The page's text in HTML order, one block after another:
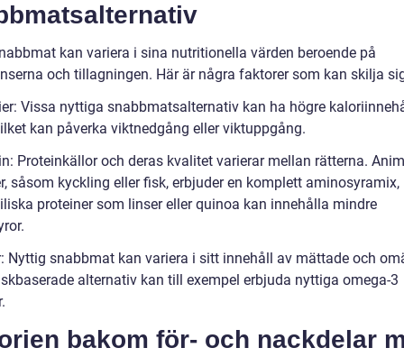
kan variera i sina nutritionella värden beroende på
och tillagningen. Här är några faktorer som kan skilja
Vissa nyttiga snabbmatsalternativ kan ha högre
kan påverka viktnedgång eller viktuppgång.
Proteinkällor och deras kvalitet varierar mellan rätterna.
såsom kyckling eller fisk, erbjuder en komplett aminosyramix,
proteiner som linser eller quinoa kan innehålla mindre
Nyttig snabbmat kan variera i sitt innehåll av mättade och
alternativ kan till exempel erbjuda nyttiga omega-3
bakom för- och nackdelar